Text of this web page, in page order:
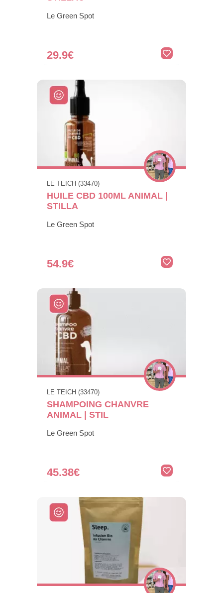
Le Green Spot
29.9€
LE TEICH (33470)
HUILE CBD 100ML ANIMAL |
STILLA
Le Green Spot
54.9€
LE TEICH (33470)
SHAMPOING CHANVRE
ANIMAL | STIL
Le Green Spot
45.38€